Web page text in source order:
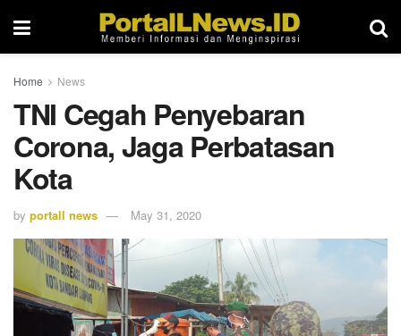
Home News
TNI Cegah Penyebaran
Corona, Jaga Perbatasan
Kota
by portall news May 31, 2020